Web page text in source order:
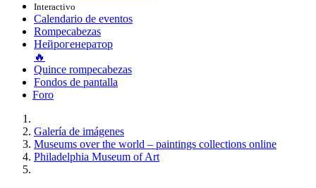
Interactivo
Calendario de eventos
Rompecabezas
Нейрогенератор
🔥
Quince rompecabezas
Fondos de pantalla
Foro
Galería de imágenes
Museums over the world – paintings collections online
Philadelphia Museum of Art